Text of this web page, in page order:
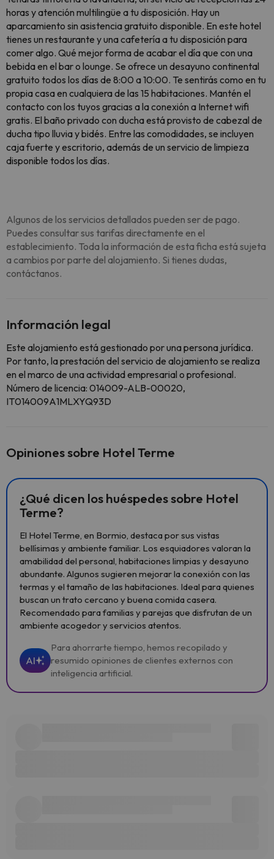
horas y atención multilingüe a tu disposición. Hay un
aparcamiento sin asistencia gratuito disponible. En este hotel
tienes un restaurante y una cafetería a tu disposición para
comer algo. Qué mejor forma de acabar el día que con una
bebida en el bar o lounge. Se ofrece un desayuno continental
gratuito todos los días de 8:00 a 10:00. Te sentirás como en tu
propia casa en cualquiera de las 15 habitaciones. Mantén el
contacto con los tuyos gracias a la conexión a Internet wifi
gratis. El baño privado con ducha está provisto de cabezal de
ducha tipo lluvia y bidés. Entre las comodidades, se incluyen
caja fuerte y escritorio, además de un servicio de limpieza
disponible todos los días.
Algunos de los servicios detallados pueden ser de pago.
Puedes consultar sus tarifas directamente en el
establecimiento. Toda la información de esta ficha está sujeta
a cambios por parte del alojamiento. Si tienes dudas,
contáctanos.
Información legal
Este alojamiento está gestionado por una persona jurídica.
Por tanto, la prestación del servicio de alojamiento se realiza
en el marco de una actividad empresarial o profesional.
Número de licencia: 014009-ALB-00020,
IT014009A1MLXYQ93D
Opiniones sobre Hotel Terme
¿Qué dicen los huéspedes sobre Hotel
Terme?
El Hotel Terme, en Bormio, destaca por sus vistas
bellísimas y ambiente familiar. Los esquiadores valoran la
amabilidad del personal, habitaciones limpias y desayuno
abundante. Algunos sugieren mejorar la conexión con las
termas y el tamaño de las habitaciones. Ideal para quienes
buscan un trato cercano y buena comida casera.
Recomendado para familias y parejas que disfrutan de un
ambiente acogedor y servicios atentos.
AI
Para ahorrarte tiempo, hemos recopilado y
resumido opiniones de clientes externos con
inteligencia artificial.